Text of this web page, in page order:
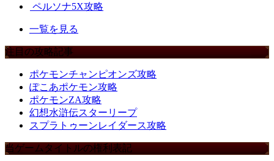
ペルソナ5X攻略
一覧を見る
注目の攻略記事
ポケモンチャンピオンズ攻略
ぽこあポケモン攻略
ポケモンZA攻略
幻想水滸伝スターリープ
スプラトゥーンレイダース攻略
当ゲームタイトルの権利表記